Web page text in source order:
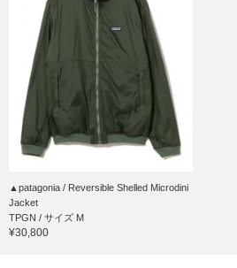
▲patagonia / Reversible Shelled Microdini
Jacket
TPGN / サイズ M
¥30,800